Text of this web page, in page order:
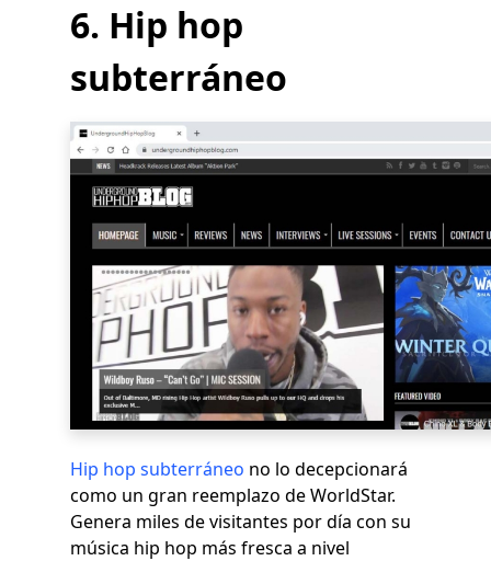
6. Hip hop
subterráneo
Hip hop subterráneo no lo decepcionará
como un gran reemplazo de WorldStar.
Genera miles de visitantes por día con su
música hip hop más fresca a nivel